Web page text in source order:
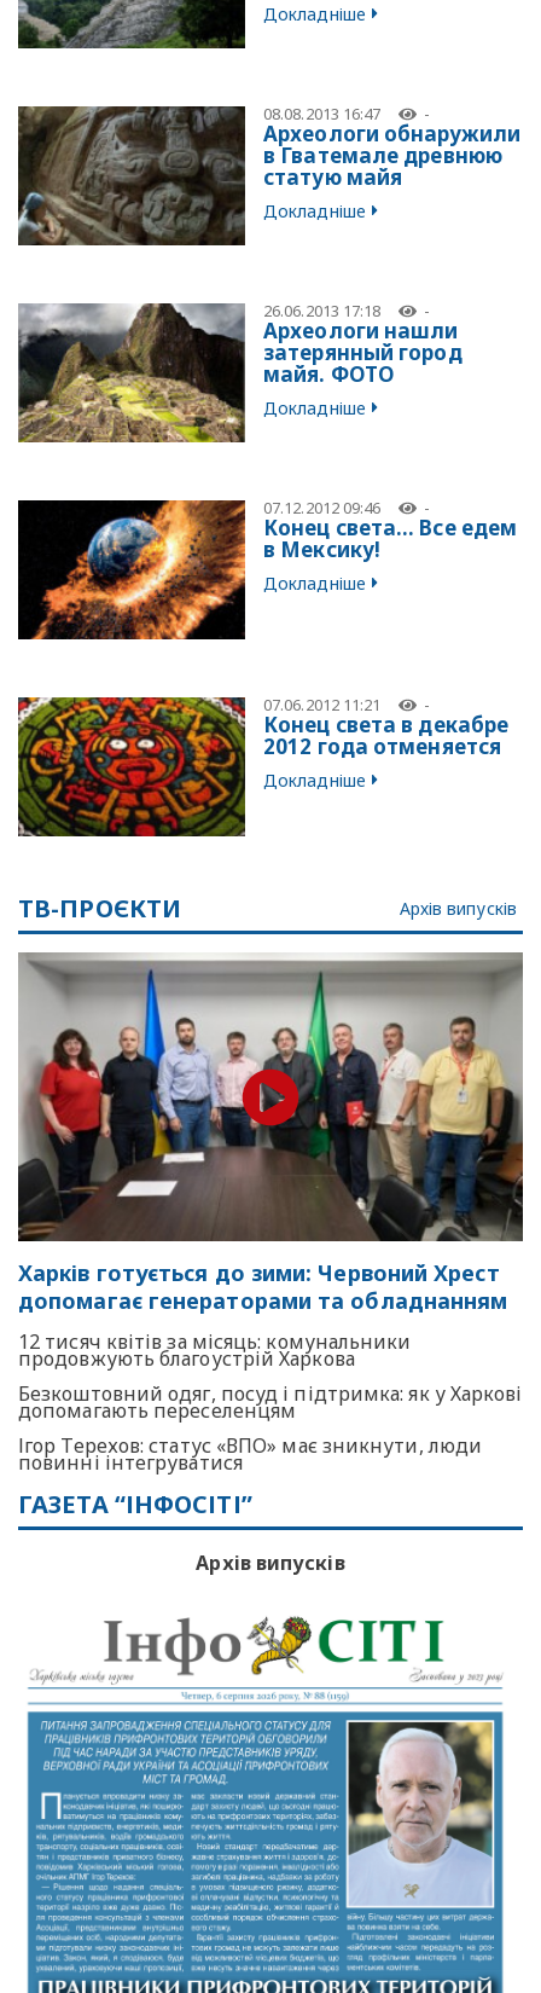
Докладніше
08.08.2013 16:47 -
Археологи обнаружили
в Гватемале древнюю
статую майя
Докладніше
26.06.2013 17:18 -
Археологи нашли
затерянный город
майя. ФОТО
Докладніше
07.12.2012 09:46 -
Конец света… Все едем
в Мексику!
Докладніше
07.06.2012 11:21 -
Конец света в декабре
2012 года отменяется
Докладніше
ТВ-ПРОЄКТИ Архів випусків
Харків готується до зими: Червоний Хрест
допомагає генераторами та обладнанням
12 тисяч квітів за місяць: комунальники
продовжують благоустрій Харкова
Безкоштовний одяг, посуд і підтримка: як у Харкові
допомагають переселенцям
Ігор Терехов: статус «ВПО» має зникнути, люди
повинні інтегруватися
ГАЗЕТА “ІНФОСІТІ”
Архів випусків